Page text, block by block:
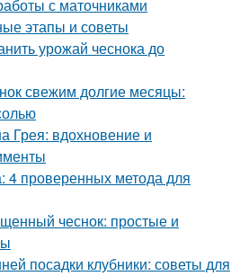
с маточниками
этапы и советы
урожай чеснока до
свежим долгие месяцы:
Грея: вдохновение и
4 проверенных метода для
чеснок: простые и
посадки клубники: советы для